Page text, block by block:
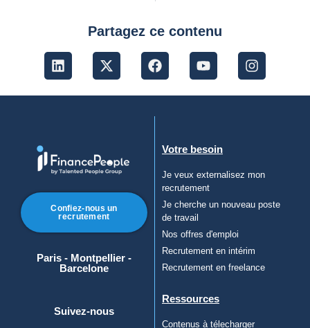
Partagez ce contenu
Confiez-nous un
recrutement
Paris - Montpellier -
Barcelone
Suivez-nous
Votre besoin
Je veux externalisez mon
recrutement
Je cherche un nouveau poste
de travail
Nos offres d'emploi
Recrutement en intérim
Recrutement en freelance
Ressources
Contenus à télecharger